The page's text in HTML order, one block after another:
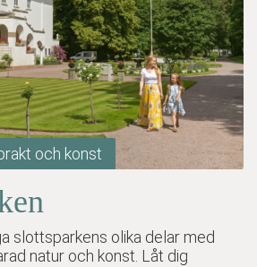
och konst
slottsparkens olika delar med
natur och konst. Låt dig